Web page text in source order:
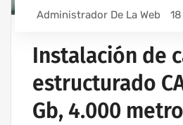
Administrador De La Web
Instalación de
estructurado
Gb, 4.000